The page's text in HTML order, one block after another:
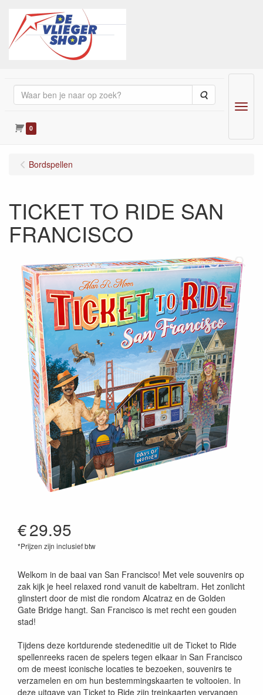
Zoeken
0
Menu
Bordspellen
TICKET TO RIDE SAN
FRANCISCO
€29.95
*Prijzen zijn inclusief btw
Welkom in de baai van San Francisco! Met vele souvenirs op
zak kijk je heel relaxed rond vanuit de kabeltram. Het zonlicht
glinstert door de mist die rondom Alcatraz en de Golden
Gate Bridge hangt. San Francisco is met recht een gouden
stad!
Tijdens deze kortdurende stedeneditie uit de Ticket to Ride
spellenreeks racen de spelers tegen elkaar in San Francisco
om de meest iconische locaties te bezoeken, souvenirs te
verzamelen en om hun bestemmingskaarten te voltooien. In
deze uitgave van Ticket to Ride zijn treinkaarten vervangen